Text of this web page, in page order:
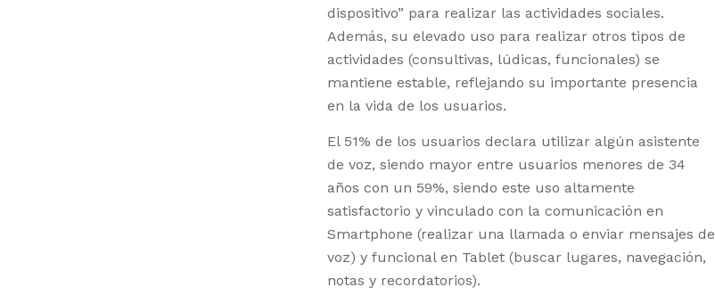
dispositivo” para realizar las actividades sociales.
Además, su elevado uso para realizar otros tipos de
actividades (consultivas, lúdicas, funcionales) se
mantiene estable, reflejando su importante presencia
en la vida de los usuarios.
El 51% de los usuarios declara utilizar algún asistente
de voz, siendo mayor entre usuarios menores de 34
años con un 59%, siendo este uso altamente
satisfactorio y vinculado con la comunicación en
Smartphone (realizar una llamada o enviar mensajes de
voz) y funcional en Tablet (buscar lugares, navegación,
notas y recordatorios).